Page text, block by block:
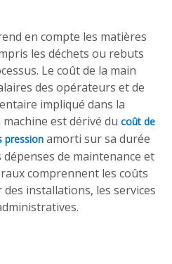
en compte les matières
les déchets ou rebuts
Le coût de la main
des opérateurs et de
impliqué dans la
est dérivé du coût de
pression amorti sur sa durée
de maintenance et
comprennent les coûts
installations, les services